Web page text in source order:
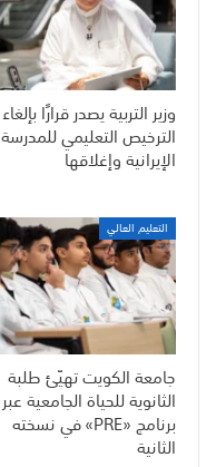
وزير التربية يصدر قرارًا بإلغاء
الترخيص التعليمي للمدرسة
الإيرانية وإغلاقها
التعليم العالي
جامعة الكويت تهيّئ طلبة
الثانوية للحياة الجامعية عبر
برنامج «PRE» في نسخته
الثانية